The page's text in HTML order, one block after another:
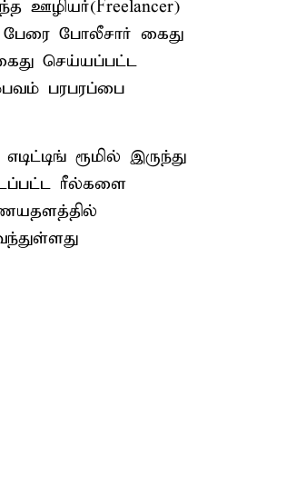
ஊழியர்(Freelancer)
பேரை போலீசார் கைது
செய்யப்பட்ட
பரபரப்பை
ரூமில் இருந்து
ரீல்களை